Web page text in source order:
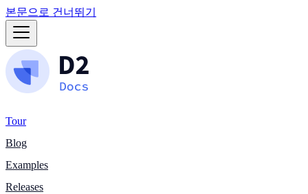
본문으로 건너뛰기
Tour
Blog
Examples
Releases